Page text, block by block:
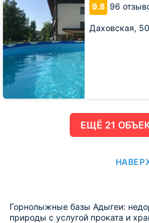
9.8 96
Даховская,
ЕЩË 21
Горнолыжные базы Адыгеи:
природы с услугой проката и